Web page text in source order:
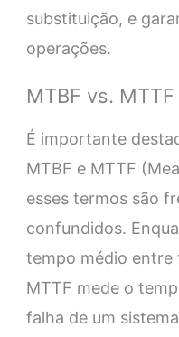
substituição, e
operações.
MTBF vs. MTTF
É importante
MTBF e MTTF
esses termos são
confundidos.
tempo médio entre
MTTF mede o
falha de um